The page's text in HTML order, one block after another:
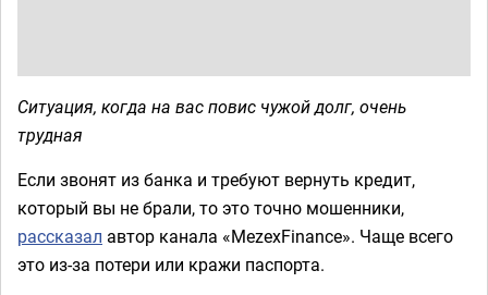
Ситуация, когда на вас повис чужой долг, очень
трудная
Если звонят из банка и требуют вернуть кредит,
который вы не брали, то это точно мошенники,
рассказал автор канала «MezexFinance». Чаще всего
это из-за потери или кражи паспорта.